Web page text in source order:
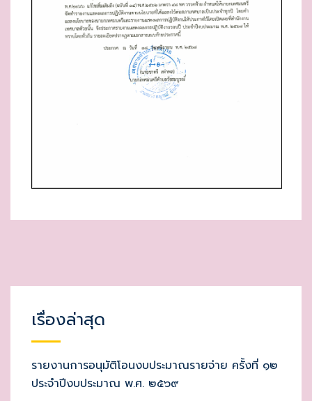
เรื่องล่าสุด
รายงานการอนุมัติโอนงบประมาณรายจ่าย ครั้งที่ ๑๒
ประจำปีงบประมาณ พ.ศ. ๒๕๖๙